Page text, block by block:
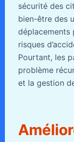
sécurité des
bien-être des
déplacements
risques
Pourtant, les
problème
et la gestion